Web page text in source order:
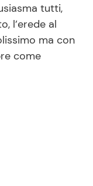
tutti,
l’erede al
ma con
come